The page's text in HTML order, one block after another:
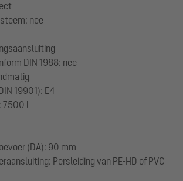
nee
DIN 1988: nee
19901): E4
7500 l
(DA): 90 mm
Persleiding van PE-HD of PVC